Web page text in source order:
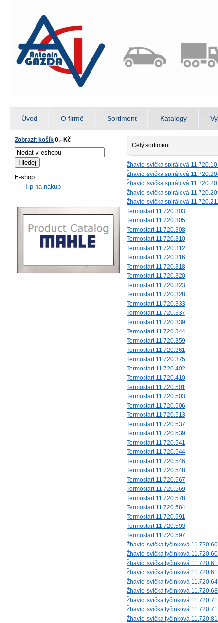
Úvod O firmě Sortiment Katalogy
Zobrazit košík 0,- Kč
E-shop
Tip na nákup
Celý sortiment
Žhavící svíčka spirálová
Žhavící svíčka spirálová
Žhavící svíčka spirálová
Žhavící svíčka spirálová
Žhavící svíčka spirálová
Termostart 11.720.303
Termostart 11.720.305
Termostart 11.720.308
Termostart 11.720.310
Termostart 11.720.312
Termostart 11.720.316
Termostart 11.720.318
Termostart 11.720.320
Termostart 11.720.323
Termostart 11.720.328
Termostart 11.720.333
Termostart 11.720.337
Termostart 11.720.339
Termostart 11.720.344
Termostart 11.720.359
Termostart 11.720.361
Termostart 11.720.375
Termostart 11.720.402
Termostart 11.720.410
Termostart 11.720.501
Termostart 11.720.503
Termostart 11.720.506
Termostart 11.720.513
Termostart 11.720.537
Termostart 11.720.539
Termostart 11.720.541
Termostart 11.720.544
Termostart 11.720.546
Termostart 11.720.548
Termostart 11.720.567
Termostart 11.720.569
Termostart 11.720.578
Termostart 11.720.584
Termostart 11.720.591
Termostart 11.720.593
Termostart 11.720.597
Žhavící svíčka tyčinková
Žhavící svíčka tyčinková
Žhavící svíčka tyčinková
Žhavící svíčka tyčinková
Žhavící svíčka tyčinková
Žhavící svíčka tyčinková
Žhavící svíčka tyčinková
Žhavící svíčka tyčinková
Žhavící svíčka tyčinková